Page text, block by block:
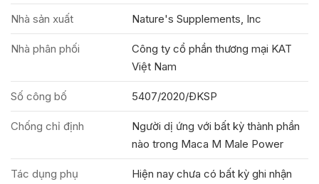
Nhà sản xuất Nature's Supplements, Inc
Nhà phân phối
Công ty cổ phần thương mại KAT
Việt Nam
Số công bố 5407/2020/ÐKSP
Chống chỉ định
Người dị ứng với bất kỳ thành phần
nào trong Maca M Male Power
Tác dụng phụ
Hiện nay chưa có bất kỳ ghi nhận